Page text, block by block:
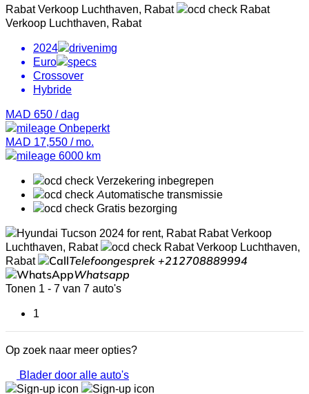
Rabat Verkoop Luchthaven, Rabat
Rabat
Verkoop Luchthaven, Rabat
2024
Euro
Crossover
Hybride
MAD 650 / dag
Onbeperkt
MAD 17,550 / mo.
6000 km
Verzekering inbegrepen
Automatische transmissie
Gratis bezorging
Rabat Verkoop
Luchthaven, Rabat
Rabat Verkoop Luchthaven,
Rabat
Telefoongesprek +212708889994
Whatsapp
Tonen 1 - 7 van 7 auto's
1
Op zoek naar meer opties?
Blader door alle auto's